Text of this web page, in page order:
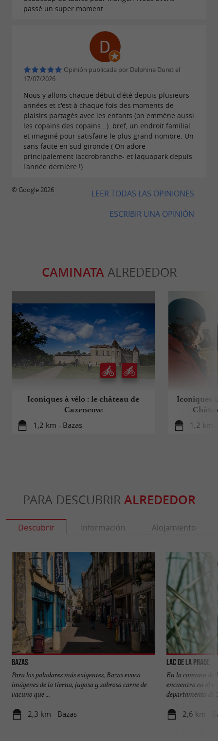
passé un super moment
Opinión publicada por Delphine Duret el
17/07/2026
Nous y allons chaque début d'été depuis plusieurs
années et c'est à chaque fois des moments de
plaisirs partagés avec les enfants (on emmène aussi
les copains des copains...). bref, un endroit familial
et imaginé pour satisfaire le plus grand nombre. Un
sans faute en sud gironde ( On adore
principalement laccrobranche- et laquapark depuis
l'année dernière !)
LEER TODAS LAS OPINIONES
ESCRIBIR UNA OPINIÓN
© Google 2026
CAMINATAALREDEDOR
Iconiques à vélo : le château de
Cazeneuve
1,2 km - Bazas
Iconiques
1,2 km
PARA DESCUBRIR ALREDEDOR
Descubrir Información Alojamiento
Bazas
Para los paladares más exigentes, Bazas evoca
imágenes de la tierna, jugosa y sabrosa carne de
vacuno que ...
2,3 km - Bazas
Lac de la Prade
En la comuna de
encuentra en el
departamento de
2,6 km -